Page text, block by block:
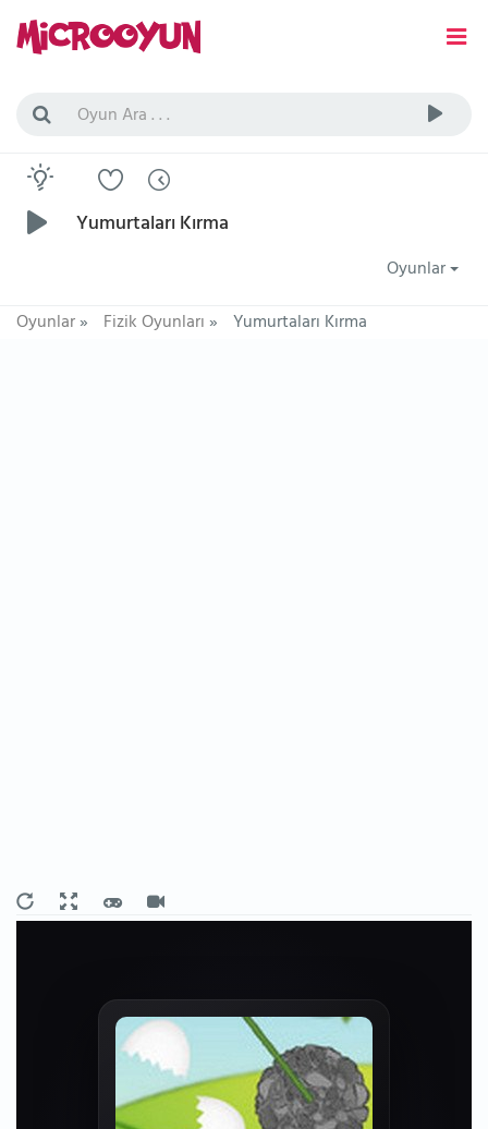
Yumurtaları Kırma
Oyunlar
Oyunlar» Fizik Oyunları» Yumurtaları Kırma